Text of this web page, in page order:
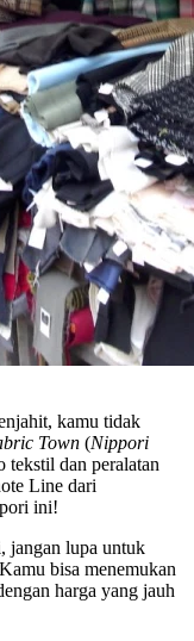
kamu tidak
Town (Nippori
dan peralatan
Line dari
ini!
jangan lupa untuk
bisa menemukan
harga yang jauh